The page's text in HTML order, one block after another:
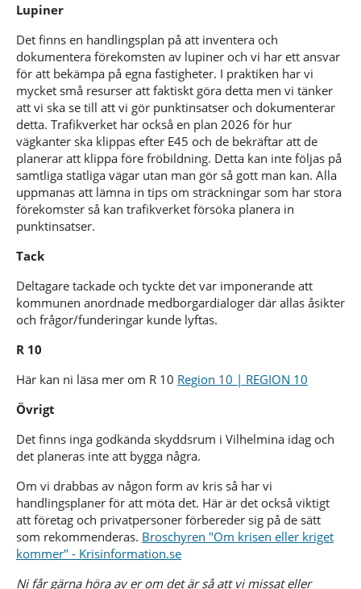
Lupiner
Det finns en handlingsplan på att inventera och
dokumentera förekomsten av lupiner och vi har ett ansvar
för att bekämpa på egna fastigheter. I praktiken har vi
mycket små resurser att faktiskt göra detta men vi tänker
att vi ska se till att vi gör punktinsatser och dokumenterar
detta. Trafikverket har också en plan 2026 för hur
vägkanter ska klippas efter E45 och de bekräftar att de
planerar att klippa före fröbildning. Detta kan inte följas på
samtliga statliga vägar utan man gör så gott man kan. Alla
uppmanas att lämna in tips om sträckningar som har stora
förekomster så kan trafikverket försöka planera in
punktinsatser.
Tack
Deltagare tackade och tyckte det var imponerande att
kommunen anordnade medborgardialoger där allas åsikter
och frågor/funderingar kunde lyftas.
R 10
Här kan ni läsa mer om R 10 Region 10 | REGION 10
Övrigt
Det finns inga godkända skyddsrum i Vilhelmina idag och
det planeras inte att bygga några.
Om vi drabbas av någon form av kris så har vi
handlingsplaner för att möta det. Här är det också viktigt
att företag och privatpersoner förbereder sig på de sätt
som rekommenderas. Broschyren "Om krisen eller kriget
kommer" - Krisinformation.se
Ni får gärna höra av er om det är så att vi missat eller